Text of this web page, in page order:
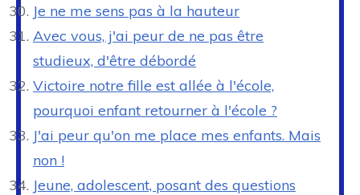
Je ne me sens pas à la hauteur
Avec vous, j'ai peur de ne pas être
studieux, d'être débordé
Victoire notre fille est allée à l'école,
pourquoi enfant retourner à l'école ?
J'ai peur qu'on me place mes enfants. Mais
non !
Jeune, adolescent, posant des questions